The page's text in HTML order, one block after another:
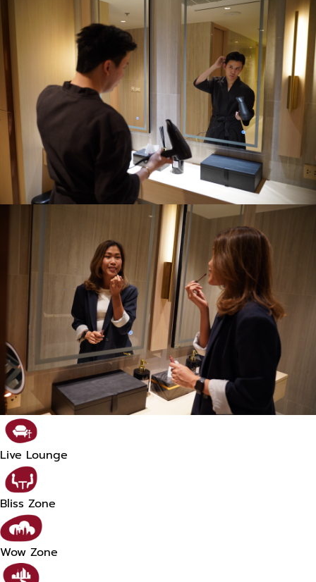
Live Lounge
Bliss Zone
Wow Zone